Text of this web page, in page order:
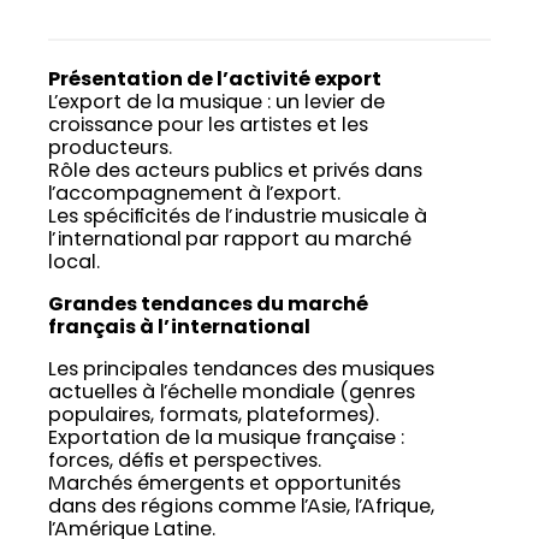
Présentation de l’activité export
L’export de la musique : un levier de
croissance pour les artistes et les
producteurs.
Rôle des acteurs publics et privés dans
l’accompagnement à l’export.
Les spécificités de l’industrie musicale à
l’international par rapport au marché
local.
Grandes tendances du marché
français à l’international
Les principales tendances des musiques
actuelles à l’échelle mondiale (genres
populaires, formats, plateformes).
Exportation de la musique française :
forces, défis et perspectives.
Marchés émergents et opportunités
dans des régions comme l’Asie, l’Afrique,
l’Amérique Latine.